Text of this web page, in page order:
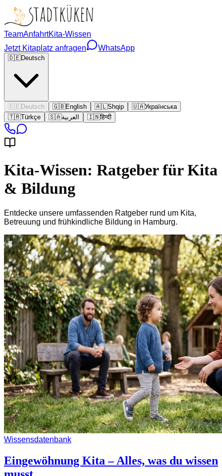
TeamAnfahrtKita-Wissen
Jetzt Kitaplatz anfragen
WhatsApp
🇩🇪Deutsch
🇩🇪 Deutsch 🇬🇧English 🇦🇱Shqip 🇺🇦Українська
🇹🇷Türkçe 🇸🇦العربية 🇮🇳हिन्दी
Kita-Wissen: Ratgeber für Kita
& Bildung
Entdecke unsere umfassenden Ratgeber rund um Kita,
Betreuung und frühkindliche Bildung in Hamburg.
Wissensdatenbank
Eingewöhnung Kita – Alles, was du wissen